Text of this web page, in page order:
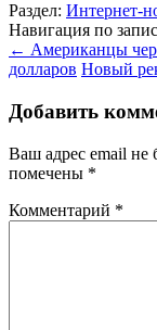
Раздел: Интернет-
Навигация по
← Американцы
долларов Новый
Добавить
Ваш адрес email не
помечены *
Комментарий *